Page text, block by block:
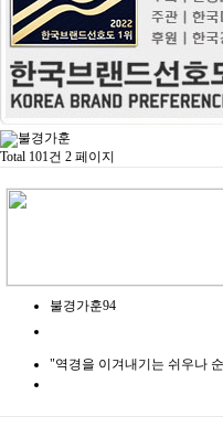
불경가훈
Total 101건 2 페이지
불경가훈94
"역경을 이겨내기는 쉬우나